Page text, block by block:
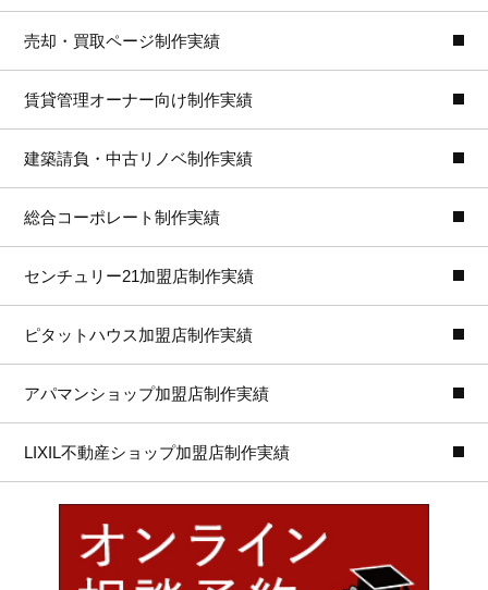
売却・買取ページ制作実績
賃貸管理オーナー向け制作実績
建築請負・中古リノベ制作実績
総合コーポレート制作実績
センチュリー21加盟店制作実績
ピタットハウス加盟店制作実績
アパマンショップ加盟店制作実績
LIXIL不動産ショップ加盟店制作実績